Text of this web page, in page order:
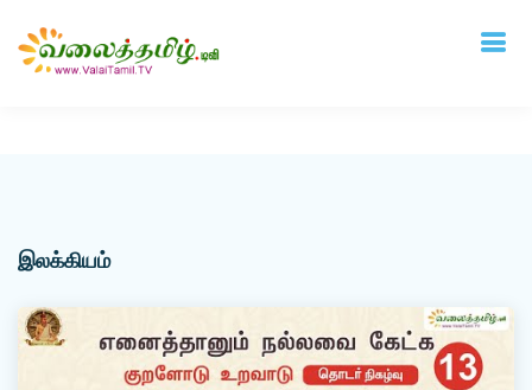
Deprecated
: mysql_connect(): The mysql extension is deprecated and will be
removed in the future: use mysqli or PDO instead in
இலக்கியம்